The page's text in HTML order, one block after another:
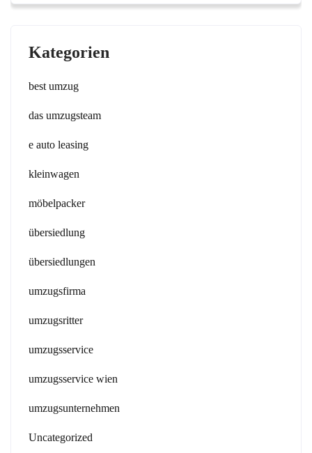
Kategorien
best umzug
das umzugsteam
e auto leasing
kleinwagen
möbelpacker
übersiedlung
übersiedlungen
umzugsfirma
umzugsritter
umzugsservice
umzugsservice wien
umzugsunternehmen
Uncategorized